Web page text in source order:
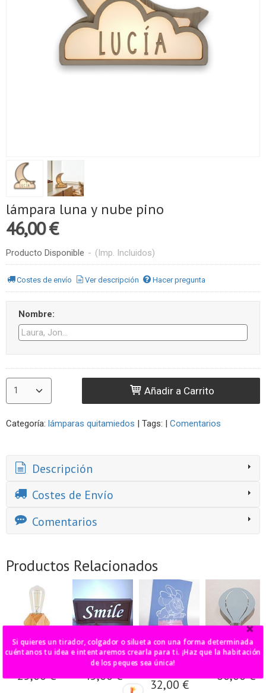
lámpara luna y nube pino
46,00 €
Producto Disponible - (Imp. Incluidos)
Costes de envío Ver descripción Hacer pregunta
Nombre:
Añadir a Carrito
Categoría: lámparas quitamiedos | Tags: | Comentarios
Descripción
Costes de Envío
Comentarios
Productos Relacionados
lampara
25,00 €
caja de luz
Smile
45,00 €
lámpara
quitamiedos
Minnie baby
32,00 €
aplique hierro
60,00 €
Si quieres un tirador, colgador o silueta con una forma determinada
cuéntanos tu idea e intentaremos crearla para ti. ¡Haz que la habitación
de los peques sea única!